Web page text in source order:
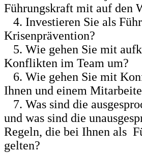
Führungskraft mit auf den
4. Investieren Sie als
Krisenprävention?
5. Wie gehen Sie mit
Konflikten im Team um?
6. Wie gehen Sie mit
Ihnen und einem
7. Was sind die
und was sind die
Regeln, die bei Ihnen als
gelten?